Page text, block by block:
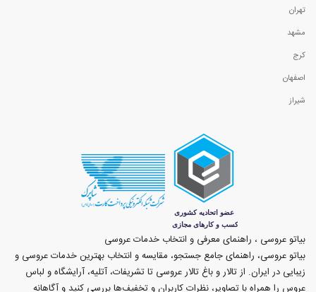
تهران
مشهد
کرج
اصفهان
شیراز
بیاتو عروسی ، راهنمای معرفی و انتخاب خدمات عروسی
بیاتو عروسی، راهنمای جامع جستجو، مقایسه و انتخاب بهترین خدمات عروسی و
زیبایی در ایران. از تالار و باغ تالار عروسی تا تشریفات، آتلیه، آرایشگاه و لباس
عروس را همراه با تصاویر، نظرات کاربران و تخفیف‌ها بررسی کنید و آگاهانه